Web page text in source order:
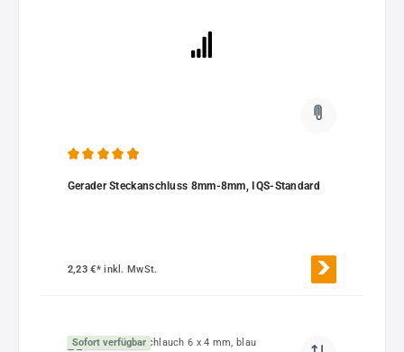
Gerader Steckanschluss 8mm-8mm, IQS-Standard
2,23 €*inkl. MwSt.
Sofort verfügbar